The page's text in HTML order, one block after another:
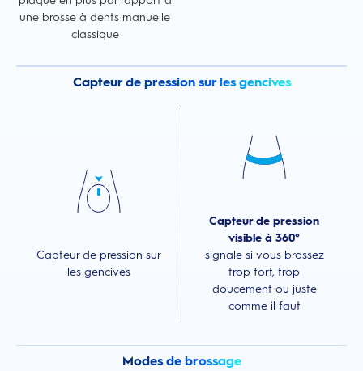
une brosse à dents manuelle
classique
Capteur de pression sur les gencives
Capteur de pression sur
les gencives
Capteur de pression
visible à 360°
signale si vous brossez
trop fort, trop
doucement ou juste
comme il faut
Modes de brossage